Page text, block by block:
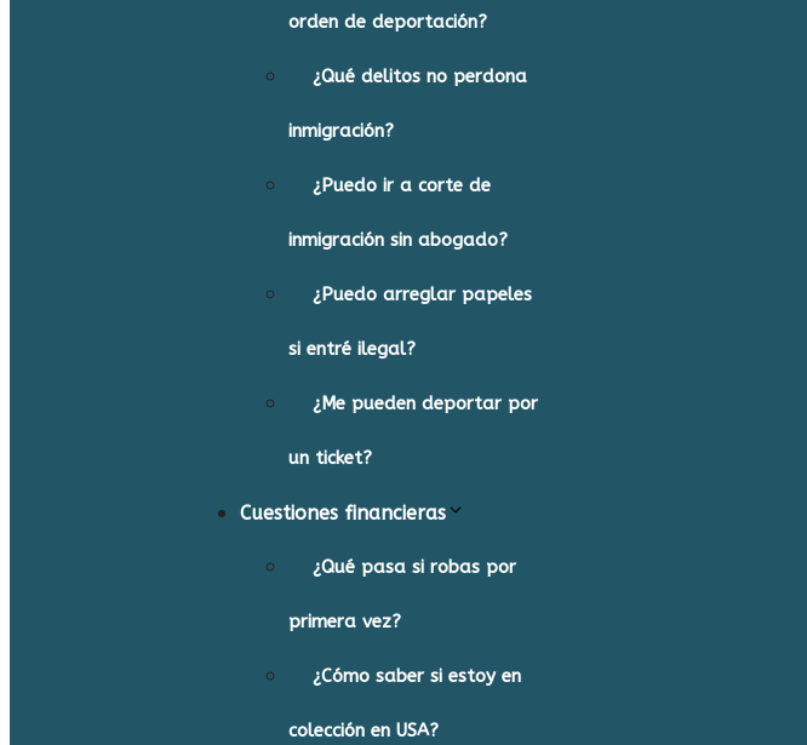
orden de deportación?
¿Qué delitos no perdona
inmigración?
¿Puedo ir a corte de
inmigración sin abogado?
¿Puedo arreglar papeles
si entré ilegal?
¿Me pueden deportar por
un ticket?
Cuestiones financieras
¿Qué pasa si robas por
primera vez?
¿Cómo saber si estoy en
colección en USA?